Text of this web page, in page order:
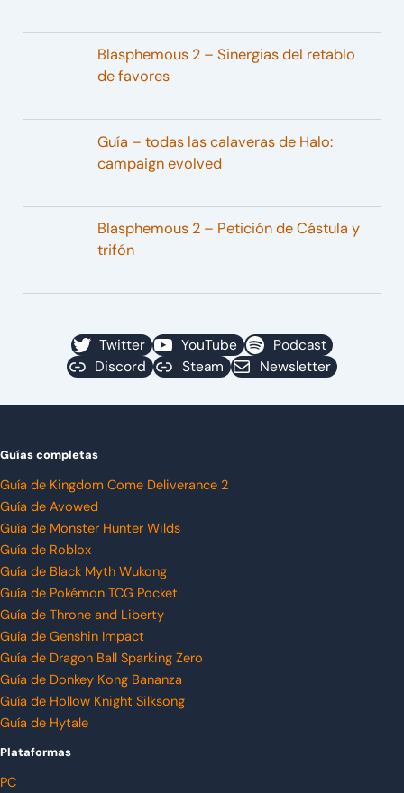
Blasphemous 2 – Sinergias del retablo
de favores
Guía – todas las calaveras de Halo:
campaign evolved
Blasphemous 2 – Petición de Cástula y
trifón
Twitter YouTube
Podcast
Discord
Steam Newsletter
Guías completas
Guía de Kingdom Come Deliverance 2
Guía de Avowed
Guía de Monster Hunter Wilds
Guía de Roblox
Guía de Black Myth Wukong
Guía de Pokémon TCG Pocket
Guía de Throne and Liberty
Guía de Genshin Impact
Guía de Dragon Ball Sparking Zero
Guía de Donkey Kong Bananza
Guía de Hollow Knight Silksong
Guía de Hytale
Plataformas
PC